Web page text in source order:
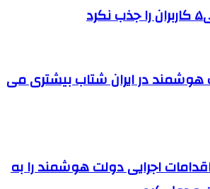
هوشمند در ایران شتاب بیشتری می
اجرایی دولت هوشمند را به